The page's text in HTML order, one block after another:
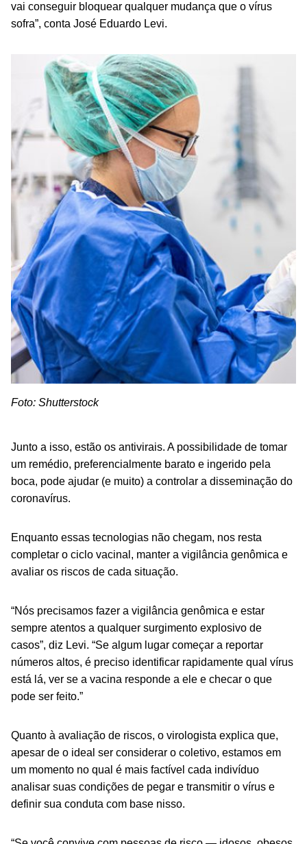
vai conseguir bloquear qualquer mudança que o vírus
sofra”, conta José Eduardo Levi.
Foto: Shutterstock
Junto a isso, estão os antivirais. A possibilidade de tomar
um remédio, preferencialmente barato e ingerido pela
boca, pode ajudar (e muito) a controlar a disseminação do
coronavírus.
Enquanto essas tecnologias não chegam, nos resta
completar o ciclo vacinal, manter a vigilância genômica e
avaliar os riscos de cada situação.
“Nós precisamos fazer a vigilância genômica e estar
sempre atentos a qualquer surgimento explosivo de
casos”, diz Levi. “Se algum lugar começar a reportar
números altos, é preciso identificar rapidamente qual vírus
está lá, ver se a vacina responde a ele e checar o que
pode ser feito.”
Quanto à avaliação de riscos, o virologista explica que,
apesar de o ideal ser considerar o coletivo, estamos em
um momento no qual é mais factível cada indivíduo
analisar suas condições de pegar e transmitir o vírus e
definir sua conduta com base nisso.